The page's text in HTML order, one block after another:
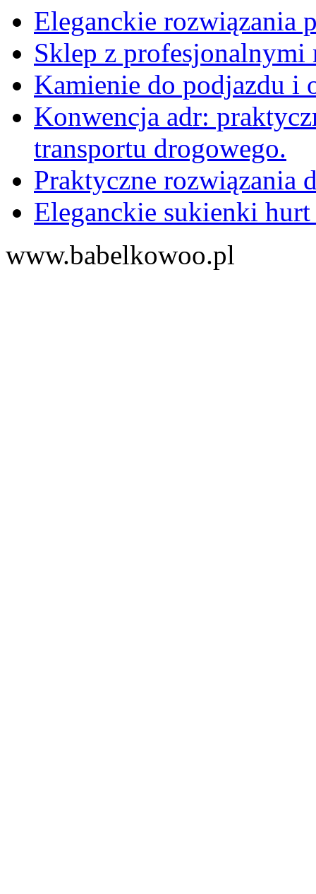
Eleganckie rozwiązania
Sklep z profesjonalnymi
Kamienie do podjazdu i
Konwencja adr:
transportu drogowego.
Praktyczne rozwiązania
Eleganckie sukienki
www.babelkowoo.pl